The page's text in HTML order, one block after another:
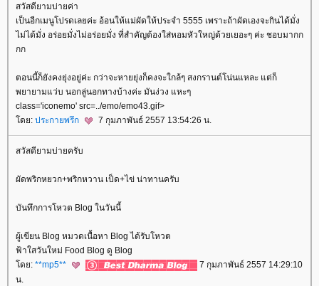
สวัสดียามบ่ายค่า
เป็นอีกเมนูโปรดเลยค่ะ อ้อนให้แม่ผัดให้ประจำ 5555 เพราะถ้าผัดเองจะกินได้มั่ง
ไม่ได้มั่ง อร่อยมั่งไม่อร่อยมั่ง ที่สำคัญต้องใส่หอมหัวใหญ่ด้วยเยอะๆ ค่ะ ชอบมากก
กก
ตอนนี้ก็ยังคงยุ่งอยู่ค่ะ กว่าจะหายยุ่งก็คงจะใกล้ๆ สงกรานต์โน่นแหละ แต่ก็
พยายามแว่บ นอกลู่นอกทางบ้างค่ะ มันง่วง แหะๆ
class='iconemo' src=../emo/emo43.gif>
ดย: ประกายพรึก 7 กุมภาพันธ์ 2557 13:54:26 น.
สวัสดียามบ่ายครับ
ผัดพริกหยวก+พริกหวาน เป็ด+ไข่ น่าทานครับ
บันทึกการโหวต Blog ในวันนี้
ผู้เขียน Blog หมวดเนื้อหา Blog ได้รับโหวต
ฟ้าใสวันใหม่ Food Blog ดู Blog
ดย: **mp5**
7 กุมภาพันธ์ 2557 14:29:10
น.